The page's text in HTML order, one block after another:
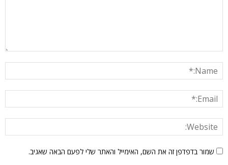
שמור בדפדפן זה את השם, האימייל והאתר שלי לפעם הבאה שאגיב.